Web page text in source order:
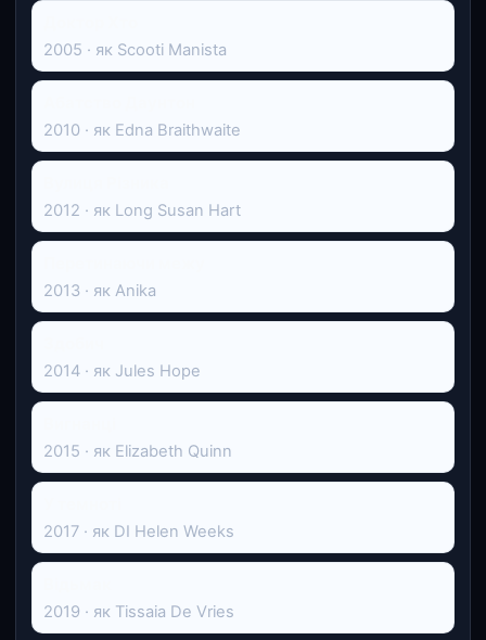
2005 · як Scooti Manista
2010 · як Edna Braithwaite
2012 · як Long Susan Hart
2013 · як Anika
2014 · як Jules Hope
2015 · як Elizabeth Quinn
2017 · як DI Helen Weeks
2019 · як Tissaia De Vries